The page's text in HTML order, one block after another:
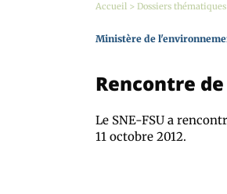
Accueil > Dossiers thématiques
Ministère de
Rencontre
Le SNE-FSU a
11 octobre 2012.